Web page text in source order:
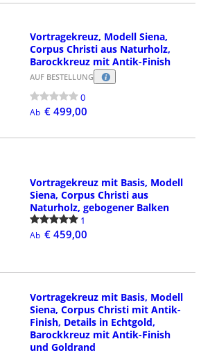
Vortragekreuz, Modell Siena,
Corpus Christi aus Naturholz,
Barockkreuz mit Antik-Finish
AUF BESTELLUNG
0
Ab € 499,00
Vortragekreuz mit Basis, Modell
Siena, Corpus Christi aus
Naturholz, gebogener Balken
1
Ab € 459,00
Vortragekreuz mit Basis, Modell
Siena, Corpus Christi mit Antik-
Finish, Details in Echtgold,
Barockkreuz mit Antik-Finish
und Goldrand